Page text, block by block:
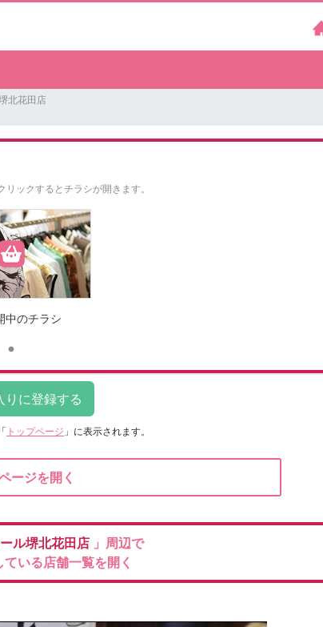
北花田店
リックするとチラシが開きます。
中のチラシ
「 トップページ 」に表示されます。
ージを開く
ル堺北花田店 」周辺で
いる店舗一覧を開く